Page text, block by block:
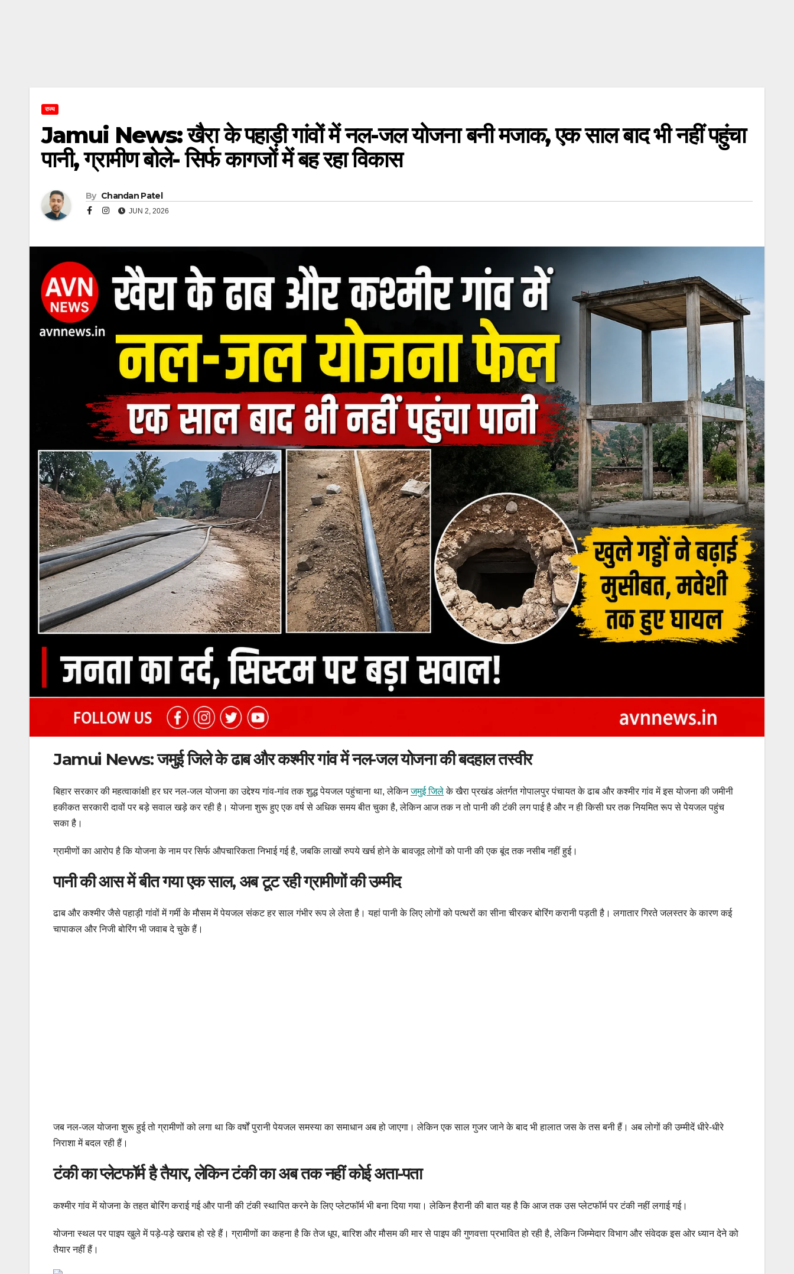
राज्य
Jamui News: खैरा के पहाड़ी गांवों में नल-जल योजना बनी मजाक, एक साल बाद भी नहीं पहुंचा
पानी, ग्रामीण बोले- सिर्फ कागजों में बह रहा विकास
By Chandan Patel
JUN 2, 2026
Jamui News: जमुई जिले के ढाब और कश्मीर गांव में नल-जल योजना की बदहाल तस्वीर
बिहार सरकार की महत्वाकांक्षी हर घर नल-जल योजना का उद्देश्य गांव-गांव तक शुद्ध पेयजल पहुंचाना था, लेकिनजमुई जिलेके खैरा प्रखंड अंतर्गत गोपालपुर पंचायत के ढाब और कश्मीर गांव में इस योजना की जमीनी
हकीकत सरकारी दावों पर बड़े सवाल खड़े कर रही है। योजना शुरू हुए एक वर्ष से अधिक समय बीत चुका है, लेकिन आज तक न तो पानी की टंकी लग पाई है और न ही किसी घर तक नियमित रूप से पेयजल पहुंच
सका है।
ग्रामीणों का आरोप है कि योजना के नाम पर सिर्फ औपचारिकता निभाई गई है, जबकि लाखों रुपये खर्च होने के बावजूद लोगों को पानी की एक बूंद तक नसीब नहीं हुई।
पानी की आस में बीत गया एक साल, अब टूट रही ग्रामीणों की उम्मीद
ढाब और कश्मीर जैसे पहाड़ी गांवों में गर्मी के मौसम में पेयजल संकट हर साल गंभीर रूप ले लेता है। यहां पानी के लिए लोगों को पत्थरों का सीना चीरकर बोरिंग करानी पड़ती है। लगातार गिरते जलस्तर के कारण कई
चापाकल और निजी बोरिंग भी जवाब दे चुके हैं।
जब नल-जल योजना शुरू हुई तो ग्रामीणों को लगा था कि वर्षों पुरानी पेयजल समस्या का समाधान अब हो जाएगा। लेकिन एक साल गुजर जाने के बाद भी हालात जस के तस बनी हैं। अब लोगों की उम्मीदें धीरे-धीरे
निराशा में बदल रही हैं।
टंकी का प्लेटफॉर्म है तैयार, लेकिन टंकी का अब तक नहीं कोई अता-पता
कश्मीर गांव में योजना के तहत बोरिंग कराई गई और पानी की टंकी स्थापित करने के लिए प्लेटफॉर्म भी बना दिया गया। लेकिन हैरानी की बात यह है कि आज तक उस प्लेटफॉर्म पर टंकी नहीं लगाई गई।
योजना स्थल पर पाइप खुले में पड़े-पड़े खराब हो रहे हैं। ग्रामीणों का कहना है कि तेज धूप, बारिश और मौसम की मार से पाइप की गुणवत्ता प्रभावित हो रही है, लेकिन जिम्मेदार विभाग और संवेदक इस ओर ध्यान देने को
तैयार नहीं हैं।